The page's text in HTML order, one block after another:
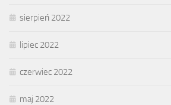
sierpień 2022
lipiec 2022
czerwiec 2022
maj 2022